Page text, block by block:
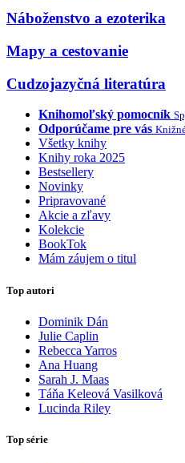
Náboženstvo a ezoterika
Mapy a cestovanie
Cudzojazyčná literatúra
Knihomoľský pomocník
Odporúčame pre vás
Všetky knihy
Knihy roka 2025
Bestsellery
Novinky
Pripravované
Akcie a zľavy
Kolekcie
BookTok
Mám záujem o titul
Top autori
Dominik Dán
Julie Caplin
Rebecca Yarros
Ana Huang
Sarah J. Maas
Táňa Keleová Vasilková
Lucinda Riley
Top série